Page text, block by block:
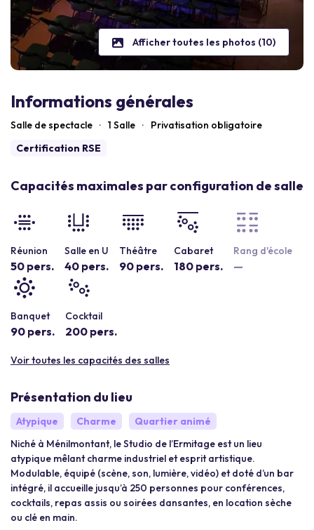
Afficher toutes les photos (10)
Informations générales
Salle de spectacle · 1 Salle ·
Privatisation obligatoire
Certification RSE
Capacités maximales par configuration de salle
Réunion
50 pers.
Salle en U
40 pers.
Théâtre
90 pers.
Cabaret
180 pers.
Rang d'école
—
Banquet
90 pers.
Cocktail
200 pers.
Voir toutes les capacités des salles
Présentation du lieu
Atypique Charme
Quartier animé
Niché à Ménilmontant, le Studio de l’Ermitage est un lieu
atypique mêlant charme industriel et esprit artistique.
Modulable, équipé (scène, son, lumière, vidéo) et doté d’un bar
intégré, il accueille jusqu’à 250 personnes pour conférences,
cocktails, repas assis ou soirées dansantes, en location sèche
ou clé en main.